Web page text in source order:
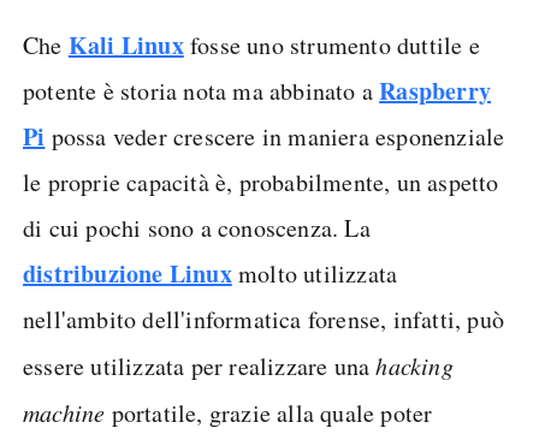
Che Kali Linuxfosse uno strumento duttile e
potente è storia nota ma abbinato aRaspberry
Pi possa veder crescere in maniera esponenziale
le proprie capacità è, probabilmente, un aspetto
di cui pochi sono a conoscenza. La
distribuzione Linuxmolto utilizzata
nell'ambito dell'informatica forense, infatti, può
essere utilizzata per realizzare unahacking
machine portatile, grazie alla quale poter